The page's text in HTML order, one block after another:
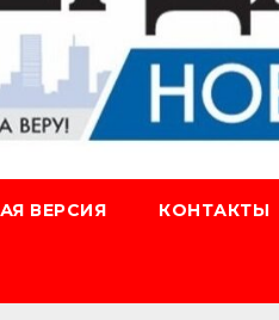
ВЕРСИЯ КОНТАКТЫ